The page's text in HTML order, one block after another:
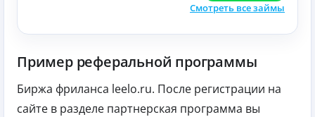
Смотреть все займы
Пример реферальной программы
Биржа фриланса leelo.ru. После регистрации на
сайте в разделе партнерская программа вы